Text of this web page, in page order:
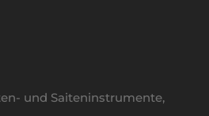
und Saiteninstrumente,